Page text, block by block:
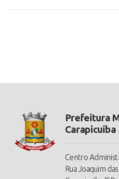
Prefeitura
Carapicuíba
Centro
Rua Joaquim